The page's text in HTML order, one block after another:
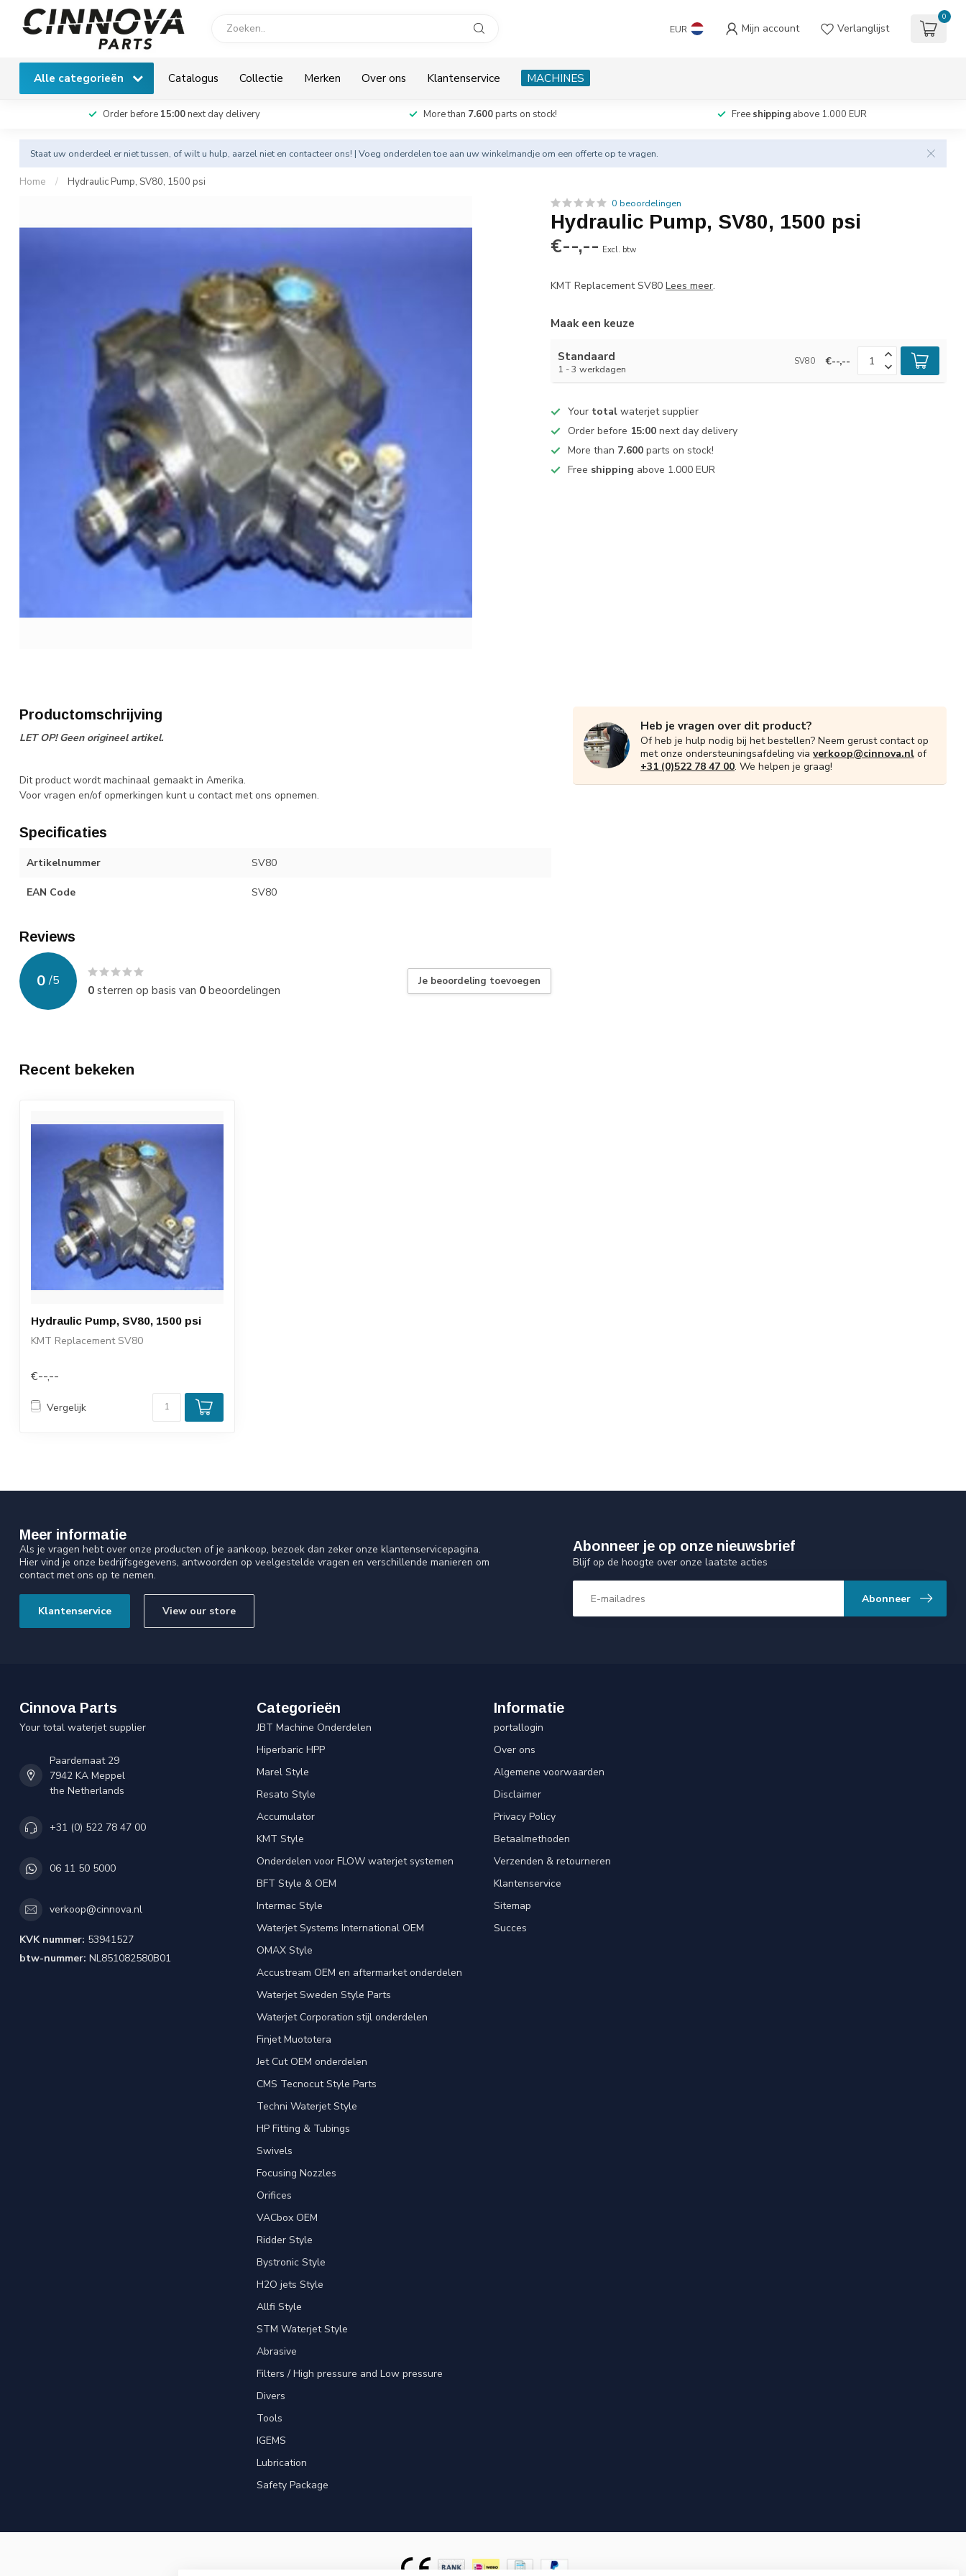
EUR Mijn account Verlanglijst
0
Alle categorieën Catalogus Collectie Merken Over ons Klantenservice MACHINES
Order before 15:00next day delivery More than 7.600parts on stock! Free shipping above 1.000 EUR
Staat uw onderdeel er niet tussen, of wilt u hulp, aarzel niet en contacteer ons! | Voeg onderdelen toe aan uw winkelmandje om een offerte op te vragen.
Home / Hydraulic Pump, SV80, 1500 psi
0 beoordelingen
Hydraulic Pump, SV80, 1500 psi
€--,-- Excl. btw
KMT Replacement SV80Lees meer.
Maak een keuze
Standaard
1 - 3 werkdagen
SV80 €--,--
Your total waterjet supplier
Order before 15:00 next day delivery
More than 7.600 parts on stock!
Free shipping above 1.000 EUR
Productomschrijving
LET OP! Geen origineel artikel.
Dit product wordt machinaal gemaakt in Amerika.
Voor vragen en/of opmerkingen kunt u contact met ons opnemen.
Specificaties
Artikelnummer SV80
EAN Code SV80
Reviews
0 /5
0sterren op basis van 0beoordelingen
Je beoordeling toevoegen
Heb je vragen over dit product?
Of heb je hulp nodig bij het bestellen? Neem gerust contact op
met onze ondersteuningsafdeling via verkoop@cinnova.nl of
+31 (0)522 78 47 00. We helpen je graag!
Recent bekeken
Hydraulic Pump, SV80, 1500 psi
KMT Replacement SV80
€--,--
Vergelijk
Meer informatie
Als je vragen hebt over onze producten of je aankoop, bezoek dan zeker onze klantenservicepagina.
Hier vind je onze bedrijfsgegevens, antwoorden op veelgestelde vragen en verschillende manieren om
contact met ons op te nemen.
Klantenservice View our store
Abonneer je op onze nieuwsbrief
Blijf op de hoogte over onze laatste acties
Abonneer
Cinnova Parts
Your total waterjet supplier
Paardemaat 29
7942 KA Meppel
the Netherlands
+31 (0) 522 78 47 00
06 11 50 5000
verkoop@cinnova.nl
KVK nummer: 53941527
btw-nummer: NL851082580B01
Categorieën
JBT Machine Onderdelen
Hiperbaric HPP
Marel Style
Resato Style
Accumulator
KMT Style
Onderdelen voor FLOW waterjet systemen
BFT Style & OEM
Intermac Style
Waterjet Systems International OEM
OMAX Style
Accustream OEM en aftermarket onderdelen
Waterjet Sweden Style Parts
Waterjet Corporation stijl onderdelen
Finjet Muototera
Jet Cut OEM onderdelen
CMS Tecnocut Style Parts
Techni Waterjet Style
HP Fitting & Tubings
Swivels
Focusing Nozzles
Orifices
VACbox OEM
Ridder Style
Bystronic Style
H2O jets Style
Allfi Style
STM Waterjet Style
Abrasive
Filters / High pressure and Low pressure
Divers
Tools
IGEMS
Lubrication
Safety Package
Informatie
portallogin
Over ons
Algemene voorwaarden
Disclaimer
Privacy Policy
Betaalmethoden
Verzenden & retourneren
Klantenservice
Sitemap
Succes